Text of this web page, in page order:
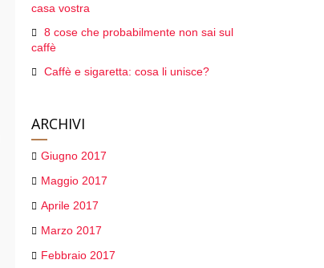
casa vostra
8 cose che probabilmente non sai sul
caffè
Caffè e sigaretta: cosa li unisce?
ARCHIVI
Giugno 2017
Maggio 2017
Aprile 2017
Marzo 2017
Febbraio 2017